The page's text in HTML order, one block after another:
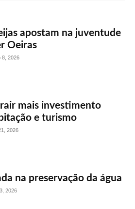
apostam na juventude
Oeiras
8, 2026
mais investimento
e turismo
2026
na preservação da água
2026